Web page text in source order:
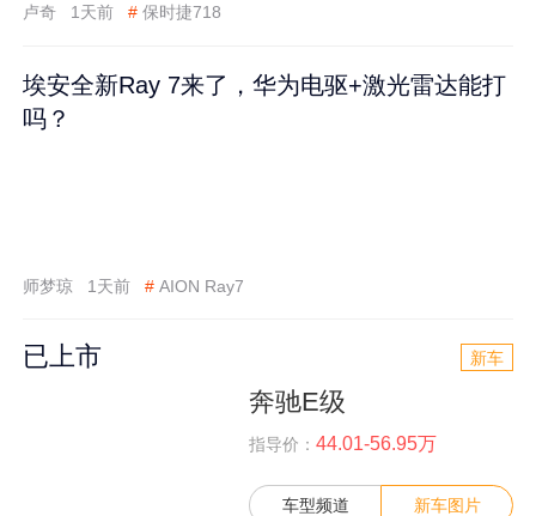
卢奇 1天前 # 保时捷718
埃安全新Ray 7来了，华为电驱+激光雷达能打
吗？
师梦琼 1天前 # AION Ray7
已上市 新车
奔驰E级
指导价： 44.01-56.95万
车型频道 新车图片